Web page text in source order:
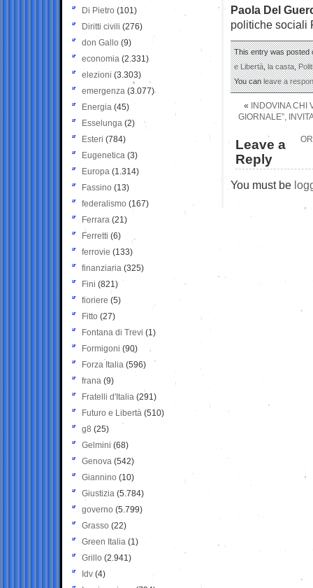
Paola Del
politiche sociali
This entry was posted
e Libertà,la casta,
You canleave a
«
INDOVINA CHI
GIORNALE”,
Leave a
Reply
You must be
Di Pietro (101)
Diritti civili (276)
don Gallo (9)
economia (2.331)
elezioni (3.303)
emergenza (3.077)
Energia (45)
Esselunga (2)
Esteri (784)
Eugenetica (3)
Europa (1.314)
Fassino (13)
federalismo (167)
Ferrara (21)
Ferretti (6)
ferrovie (133)
finanziaria (325)
Fini (821)
fioriere (5)
Fitto (27)
Fontana di Trevi (1)
Formigoni (90)
Forza Italia (596)
frana (9)
Fratelli d'Italia (291)
Futuro e Libertà (510)
g8 (25)
Gelmini (68)
Genova (542)
Giannino (10)
Giustizia (5.784)
governo (5.799)
Grasso (22)
Green Italia (1)
Grillo (2.941)
Idv (4)